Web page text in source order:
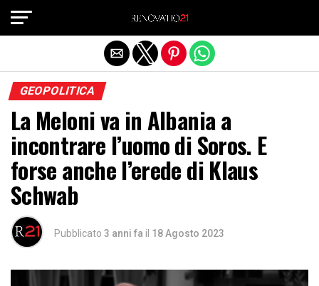
GEOPOLITICA
La Meloni va in Albania a
incontrare l’uomo di Soros. E
forse anche l’erede di Klaus
Schwab
Pubblicato 3 anni fa il 18 Agosto 2023
Exit mobile version